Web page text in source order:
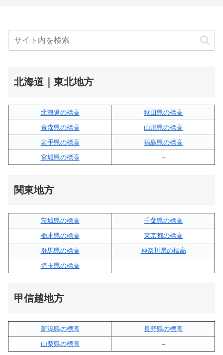
北海道｜東北地方
北海道の標高
秋田県の標高
青森県の標高
山形県の標高
岩手県の標高
福島県の標高
宮城県の標高
–
関東地方
茨城県の標高
千葉県の標高
栃木県の標高
東京都の標高
群馬県の標高
神奈川県の標高
埼玉県の標高
–
甲信越地方
新潟県の標高
長野県の標高
山梨県の標高
–